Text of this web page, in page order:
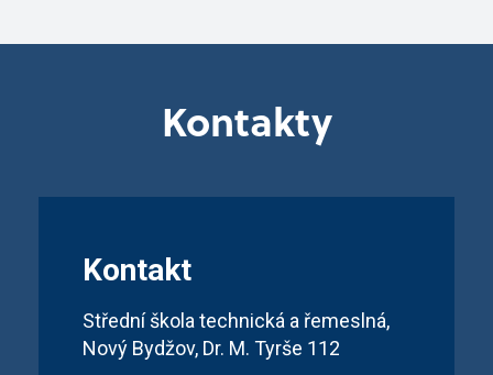
Kontakty
Kontakt
Střední škola technická a řemeslná,
Nový Bydžov, Dr. M. Tyrše 112